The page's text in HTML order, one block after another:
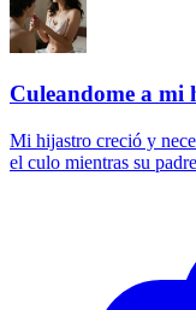
Culeandome a mi
Mi hijastro creció y
el culo mientras su